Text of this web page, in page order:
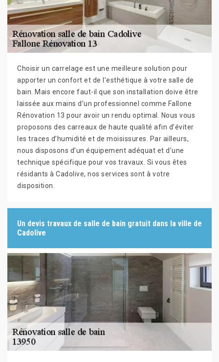
Choisir un carrelage est une meilleure solution pour
apporter un confort et de l’esthétique à votre salle de
bain. Mais encore faut-il que son installation doive être
laissée aux mains d’un professionnel comme Fallone
Rénovation 13 pour avoir un rendu optimal. Nous vous
proposons des carreaux de haute qualité afin d’éviter
les traces d’humidité et de moisissures. Par ailleurs,
nous disposons d’un équipement adéquat et d’une
technique spécifique pour vos travaux. Si vous êtes
résidants à Cadolive, nos services sont à votre
disposition.
Un devis travaux de salle de bain gratuit dans la ville de
Cadolive